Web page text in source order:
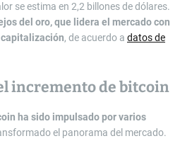
se estima en 2,2 billones de dólares.
del oro, que lidera el mercado con
, de acuerdo a datos de
incremento de bitcoin
ha sido impulsado por varios
el panorama del mercado.